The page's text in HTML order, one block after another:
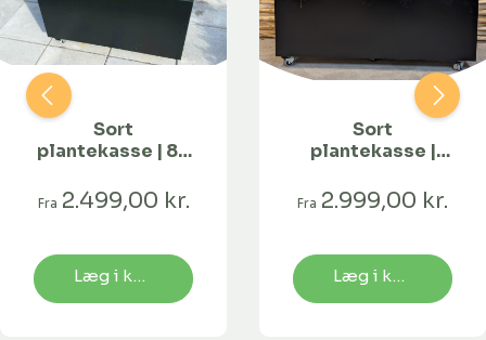
Sort
plantekasse | 80
Fra 2.499,00 kr.
Læg i kurv
Sort
plantekasse |
Fra 2.999,00 kr.
Læg i kurv